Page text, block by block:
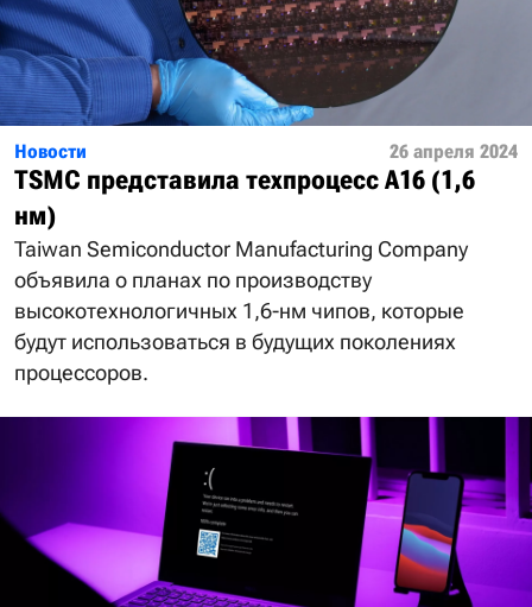
Новости 26 апреля 2024
TSMC представила техпроцесс A16 (1,6
нм)
Taiwan Semiconductor Manufacturing Company
объявила о планах по производству
высокотехнологичных 1,6-нм чипов, которые
будут использоваться в будущих поколениях
процессоров.